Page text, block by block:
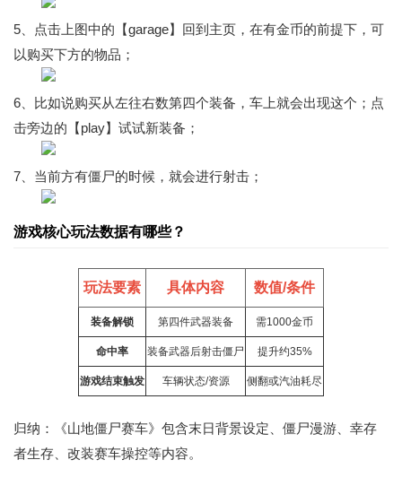
5、点击上图中的【garage】回到主页，在有金币的前提下，可
以购买下方的物品；
6、比如说购买从左往右数第四个装备，车上就会出现这个；点
击旁边的【play】试试新装备；
7、当前方有僵尸的时候，就会进行射击；
游戏核心玩法数据有哪些？
玩法要素 具体内容 数值/条件
装备解锁 第四件武器装备 需1000金币
命中率 装备武器后射击僵尸 提升约35%
游戏结束触发 车辆状态/资源 侧翻或汽油耗尽
归纳：《山地僵尸赛车》包含末日背景设定、僵尸漫游、幸存
者生存、改装赛车操控等内容。